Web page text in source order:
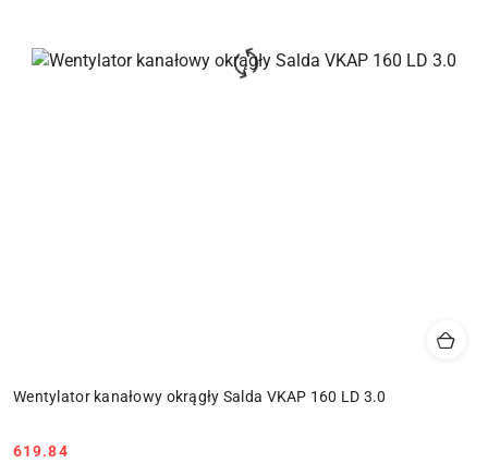
Wentylator kanałowy okrągły Salda VKAP 160 LD 3.0
619.84